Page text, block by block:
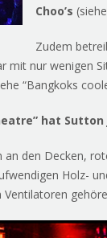
Choo’s
Zudem
mit nur wenigen
“Bangkoks
hat
an den Decken,
Holz-
Ventilatoren